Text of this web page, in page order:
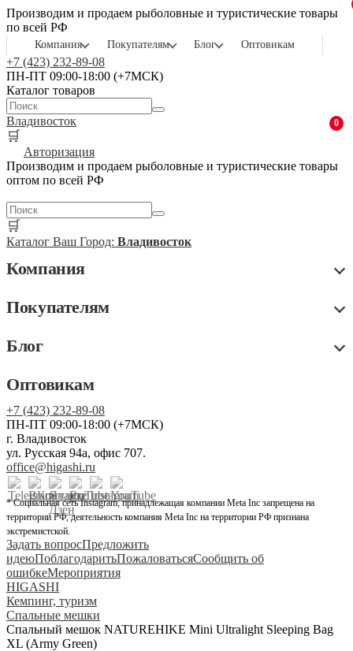
Производим и продаем рыболовные и туристические товары
по всей РФ
Компания Покупателям Блог Оптовикам
+7 (423) 232-89-08
ПН-ПТ 09:00-18:00 (+7МСК)
Каталог товаров
Владивосток
🛒
0
Авторизация
Производим и продаем рыболовные и туристические товары
оптом по всей РФ
🛒
Каталог Ваш Город: Владивосток
Компания
Покупателям
Блог
Оптовикам
+7 (423) 232-89-08
ПН-ПТ 09:00-18:00 (+7МСК)
г. Владивосток
ул. Русская 94а, офис 707.
office@higashi.ru
* Социальная сеть Instagram, принадлежащая компании Meta Inc запрещена на
территории РФ, деятельность компания Meta Inc на территории РФ признана
экстремистской.
Задать вопросПредложить
идеюПоблагодаритьПожаловатьсяСообщить об
ошибкеМероприятия
HIGASHI
Кемпинг, туризм
Спальные мешки
Спальный мешок NATUREHIKE Mini Ultralight Sleeping Bag
XL (Army Green)